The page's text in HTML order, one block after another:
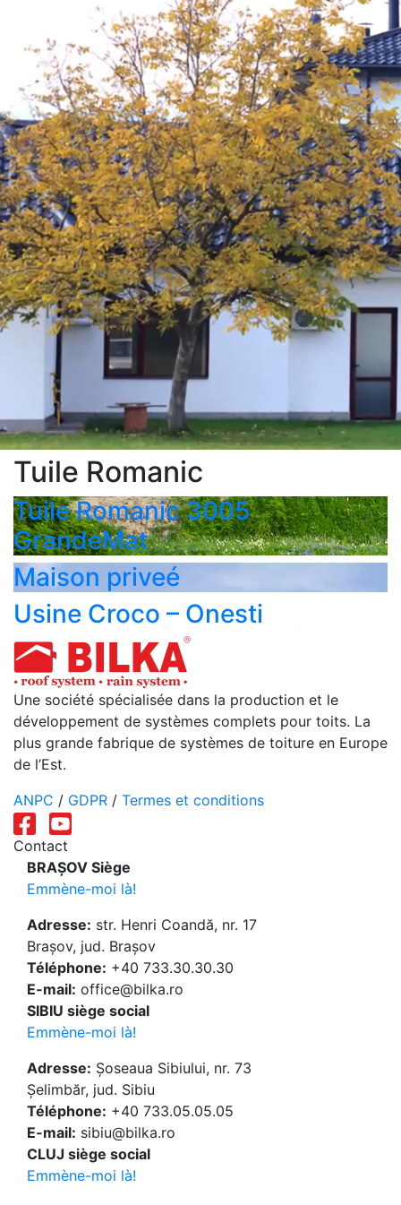
Tuile Romanic
Tuile Romanic 3005
GrandeMat
Maison priveé
Usine Croco – Onesti
Une société spécialisée dans la production et le
développement de systèmes complets pour toits. La
plus grande fabrique de systèmes de toiture en Europe
de l’Est.
ANPC / GDPR / Termes et conditions
Contact
BRAȘOV Siège
Emmène-moi là!
Adresse: str. Henri Coandă, nr. 17
Brașov, jud. Brașov
Téléphone: +40 733.30.30.30
E-mail: office@bilka.ro
SIBIU siège social
Emmène-moi là!
Adresse: Șoseaua Sibiului, nr. 73
Șelimbăr, jud. Sibiu
Téléphone: +40 733.05.05.05
E-mail: sibiu@bilka.ro
CLUJ siège social
Emmène-moi là!